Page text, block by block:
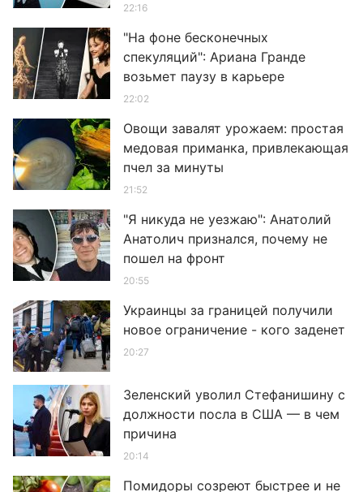
22:16
"На фоне бесконечных
спекуляций": Ариана Гранде
возьмет паузу в карьере
22:02
Овощи завалят урожаем: простая
медовая приманка, привлекающая
пчел за минуты
21:52
"Я никуда не уезжаю": Анатолий
Анатолич признался, почему не
пошел на фронт
20:55
Украинцы за границей получили
новое ограничение - кого заденет
20:27
Зеленский уволил Стефанишину с
должности посла в США — в чем
причина
20:14
Помидоры созреют быстрее и не